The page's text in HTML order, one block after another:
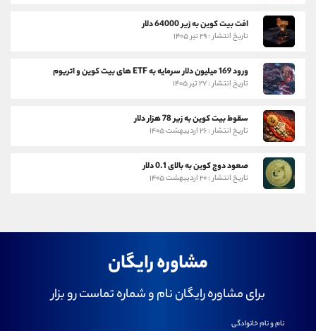
افت بیت کوین به زیر 64000 دلار
تاریخ انتشار : ۲۹ تیر ۱۴۰۵
ورود 169 میلیون دلار سرمایه به ETF های بیت کوین و اتریوم
تاریخ انتشار : ۲۷ تیر ۱۴۰۵
سقوط بیت کوین به زیر 78 هزار دلار
تاریخ انتشار : ۲۶ اردیبهشت ۱۴۰۵
صعود دوج کوین به بالای 0.1 دلار
تاریخ انتشار : ۲۰ اردیبهشت ۱۴۰۵
مشاوره رایگان
برای مشاوره رایگان نام و شماره تماست رو بزار
نام و نام خانوادگی